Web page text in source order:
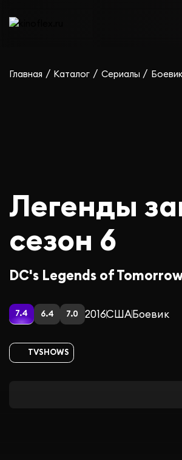
Главная / Каталог / Сериалы / Боевик
Легенды
сезон 6
DC's Legends of
7.4 6.4 7.0 2016СШАБоевик
TVSHOWS